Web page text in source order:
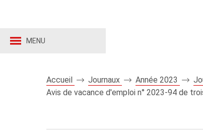
MENU
Accueil Journaux Année 2023
Avis de vacance d'emploi n° 2023-94 de